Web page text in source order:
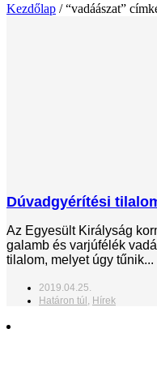
Kezdőlap / “vadáászat”
Dúvadgyérítési
Az Egyesült Királyság
galamb és varjúfélék
tilalom, melyet úgy tűnik...
2019.04.25.
Határon túl, Hírek